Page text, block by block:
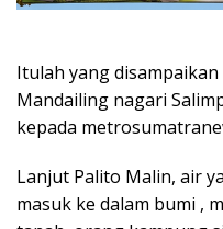
Itulah yang
Mandailing nagari
kepada
Lanjut Palito Malin, air
masuk ke dalam bumi ,